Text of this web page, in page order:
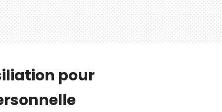
pour